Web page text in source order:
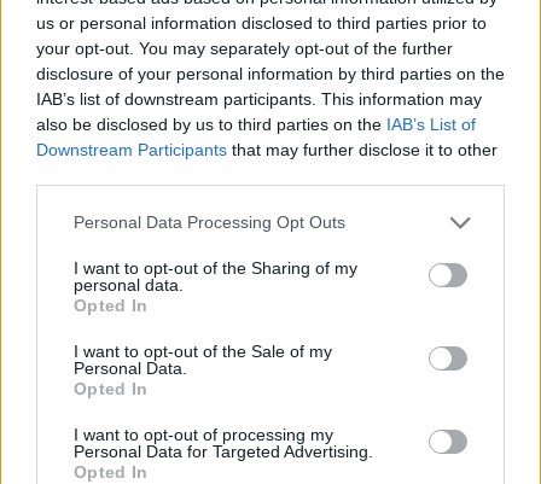
us or personal information disclosed to third parties prior to
your opt-out. You may separately opt-out of the further
disclosure of your personal information by third parties on the
IAB’s list of downstream participants. This information may
also be disclosed by us to third parties on the IAB’s List of
Downstream Participants that may further disclose it to other
Personal Data Processing Opt Outs
I want to opt-out of the Sharing of my
personal data.
Opted In
I want to opt-out of the Sale of my
Personal Data.
Opted In
I want to opt-out of processing my
Personal Data for Targeted Advertising.
Opted In